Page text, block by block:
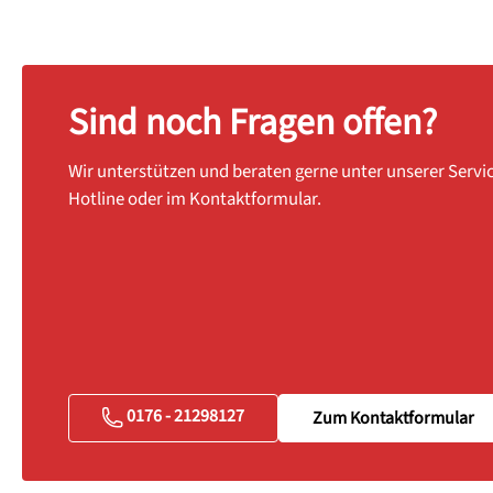
Sind noch Fragen offen?
Wir unterstützen und beraten gerne unter unserer
Hotline oder im Kontaktformular.
0176 - 21298127 Zum Kontaktformular